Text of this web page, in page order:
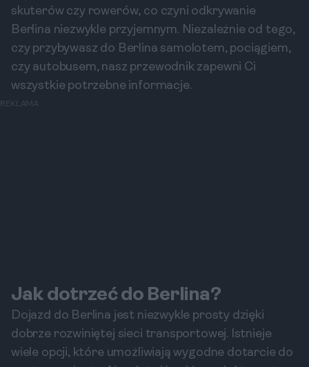
skuterów czy rowerów, co czyni odkrywanie
Berlina niezwykle przyjemnym. Niezależnie od tego,
czy przybywasz do Berlina samolotem, pociągiem,
czy autobusem, nasz przewodnik zapewni Ci
wszystkie potrzebne informacje.
REKLAMA
Jak dotrzeć do Berlina?
Dojazd do Berlina jest niezwykle prosty dzięki
dobrze rozwiniętej sieci transportowej. Istnieje
wiele opcji, które umożliwiają wygodne dotarcie do